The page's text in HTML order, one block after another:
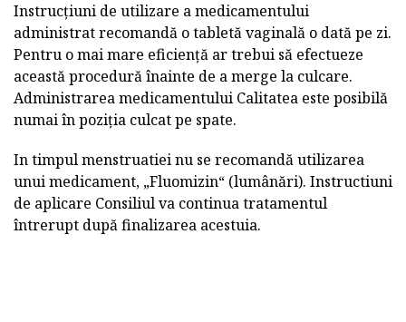
Instrucțiuni de utilizare a medicamentului
administrat recomandă o tabletă vaginală o dată pe zi.
Pentru o mai mare eficiență ar trebui să efectueze
această procedură înainte de a merge la culcare.
Administrarea medicamentului Calitatea este posibilă
numai în poziția culcat pe spate.
In timpul menstruatiei nu se recomandă utilizarea
unui medicament, „Fluomizin“ (lumânări). Instructiuni
de aplicare Consiliul va continua tratamentul
întrerupt după finalizarea acestuia.